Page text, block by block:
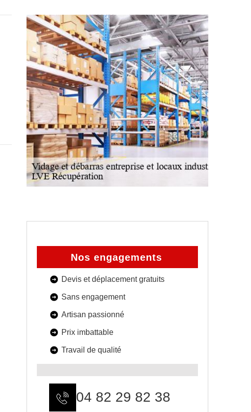
Nos engagements
Devis et déplacement gratuits
Sans engagement
Artisan passionné
Prix imbattable
Travail de qualité
04 82 29 82 38